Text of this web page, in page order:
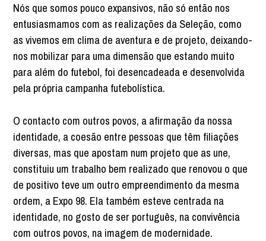
Nós que somos pouco expansivos, não só então nos
entusiasmamos com as realizações da Seleção, como
as vivemos em clima de aventura e de projeto, deixando-
nos mobilizar para uma dimensão que estando muito
para além do futebol, foi desencadeada e desenvolvida
pela própria campanha futebolística.
O contacto com outros povos, a afirmação da nossa
identidade, a coesão entre pessoas que têm filiações
diversas, mas que apostam num projeto que as une,
constituiu um trabalho bem realizado que renovou o que
de positivo teve um outro empreendimento da mesma
ordem, a Expo 98. Ela também esteve centrada na
identidade, no gosto de ser português, na convivência
com outros povos, na imagem de modernidade.